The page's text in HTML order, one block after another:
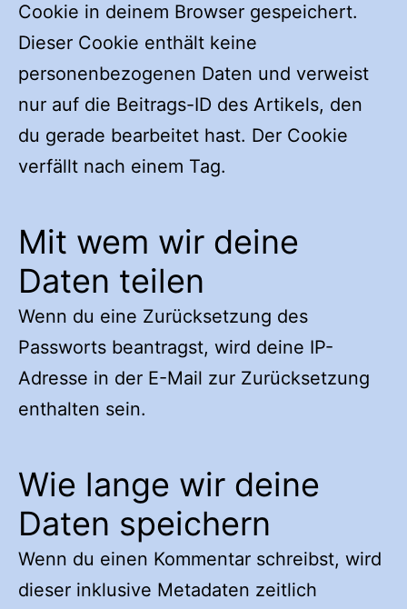
Cookie in deinem Browser gespeichert.
Dieser Cookie enthält keine
personenbezogenen Daten und verweist
nur auf die Beitrags-ID des Artikels, den
du gerade bearbeitet hast. Der Cookie
verfällt nach einem Tag.
Mit wem wir deine
Daten teilen
Wenn du eine Zurücksetzung des
Passworts beantragst, wird deine IP-
Adresse in der E-Mail zur Zurücksetzung
enthalten sein.
Wie lange wir deine
Daten speichern
Wenn du einen Kommentar schreibst, wird
dieser inklusive Metadaten zeitlich